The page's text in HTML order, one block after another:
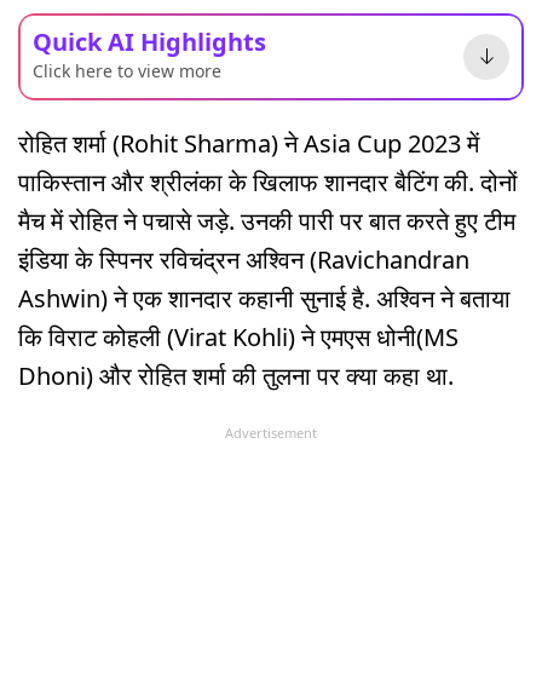
Quick AI Highlights
Click here to view more
रोहित शर्मा (Rohit Sharma) ने Asia Cup 2023 में
पाकिस्तान और श्रीलंका के खिलाफ शानदार बैटिंग की. दोनों
मैच में रोहित ने पचासे जड़े. उनकी पारी पर बात करते हुए टीम
इंडिया के स्पिनर रविचंद्रन अश्विन (Ravichandran
Ashwin) ने एक शानदार कहानी सुनाई है. अश्विन ने बताया
कि विराट कोहली (Virat Kohli) ने एमएस धोनी(MS
Dhoni) और रोहित शर्मा की तुलना पर क्या कहा था.
Advertisement